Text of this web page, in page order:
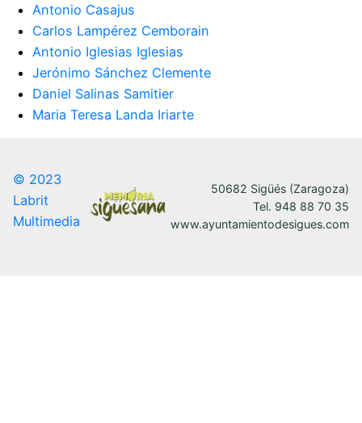
Antonio Casajus
Carlos Lampérez Cemborain
Antonio Iglesias Iglesias
Jerónimo Sánchez Clemente
Daniel Salinas Samitier
Maria Teresa Landa Iriarte
© 2023
Labrit
Multimedia
50682 Sigüés (Zaragoza)
Tel. 948 88 70 35
www.ayuntamientodesigues.com